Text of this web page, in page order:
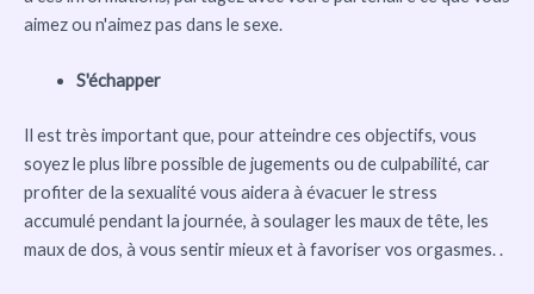
aimez ou n'aimez pas dans le sexe.
S'échapper
Il est très important que, pour atteindre ces objectifs, vous
soyez le plus libre possible de jugements ou de culpabilité, car
profiter de la sexualité vous aidera à évacuer le stress
accumulé pendant la journée, à soulager les maux de tête, les
maux de dos, à vous sentir mieux et à favoriser vos orgasmes. .